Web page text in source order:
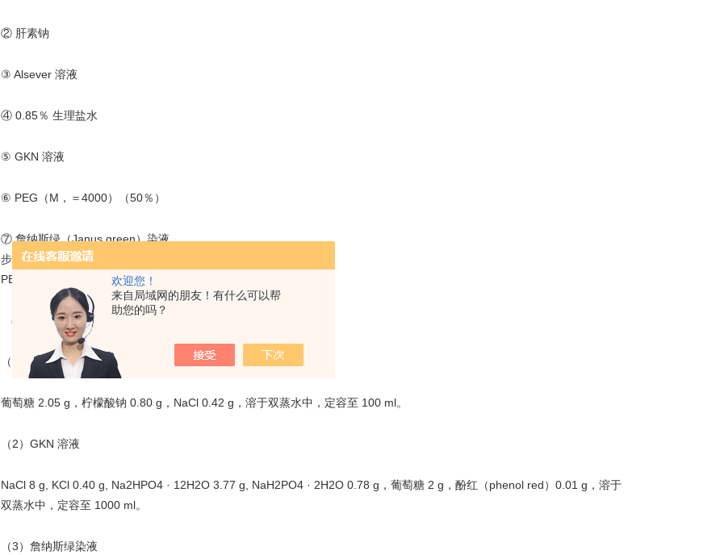
欢迎您！
来自局域网的朋友！有什么可以帮
助您的吗？
② 肝素钠
③ Alsever 溶液
④ 0.85％ 生理盐水
⑤ GKN 溶液
⑥ PEG（M，＝4000）（50％）
⑦ 詹纳斯绿（Janus green）染液
步骤
PEG 介导的鸡血细胞融合的基本过程可分为如下几步：
（一）试剂配制
（1）Alsever 溶液
葡萄糖 2.05 g，柠檬酸钠 0.80 g，NaCl 0.42 g，溶于双蒸水中，定容至 100 ml。
（2）GKN 溶液
NaCl 8 g, KCl 0.40 g, Na2HPO4 · 12H2O 3.77 g, NaH2PO4 · 2H2O 0.78 g，葡萄糖 2 g，酚红（phenol red）0.01 g，溶于
双蒸水中，定容至 1000 ml。
（3）詹纳斯绿染液